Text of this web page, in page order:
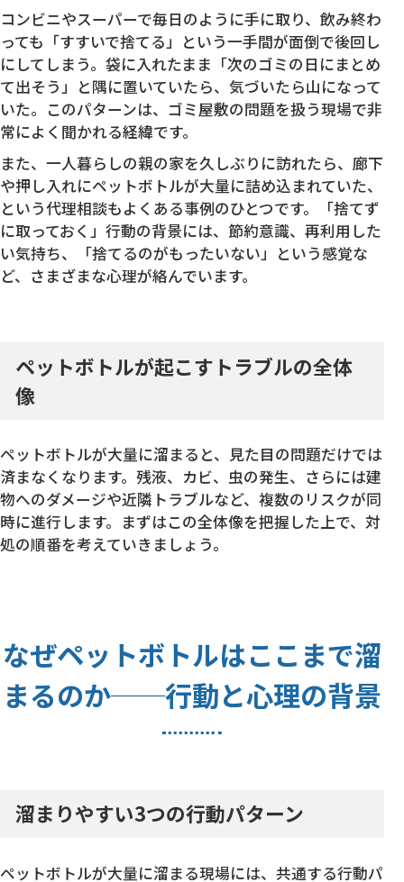
コンビニやスーパーで毎日のように手に取り、飲み終わ
っても「すすいで捨てる」という一手間が面倒で後回し
にしてしまう。袋に入れたまま「次のゴミの日にまとめ
て出そう」と隅に置いていたら、気づいたら山になって
いた。このパターンは、ゴミ屋敷の問題を扱う現場で非
常によく聞かれる経緯です。
また、一人暮らしの親の家を久しぶりに訪れたら、廊下
や押し入れにペットボトルが大量に詰め込まれていた、
という代理相談もよくある事例のひとつです。「捨てず
に取っておく」行動の背景には、節約意識、再利用した
い気持ち、「捨てるのがもったいない」という感覚な
ど、さまざまな心理が絡んでいます。
ペットボトルが起こすトラブルの全体
像
ペットボトルが大量に溜まると、見た目の問題だけでは
済まなくなります。残液、カビ、虫の発生、さらには建
物へのダメージや近隣トラブルなど、複数のリスクが同
時に進行します。まずはこの全体像を把握した上で、対
処の順番を考えていきましょう。
なぜペットボトルはここまで溜
まるのか──行動と心理の背景
溜まりやすい3つの行動パターン
ペットボトルが大量に溜まる現場には、共通する行動パ